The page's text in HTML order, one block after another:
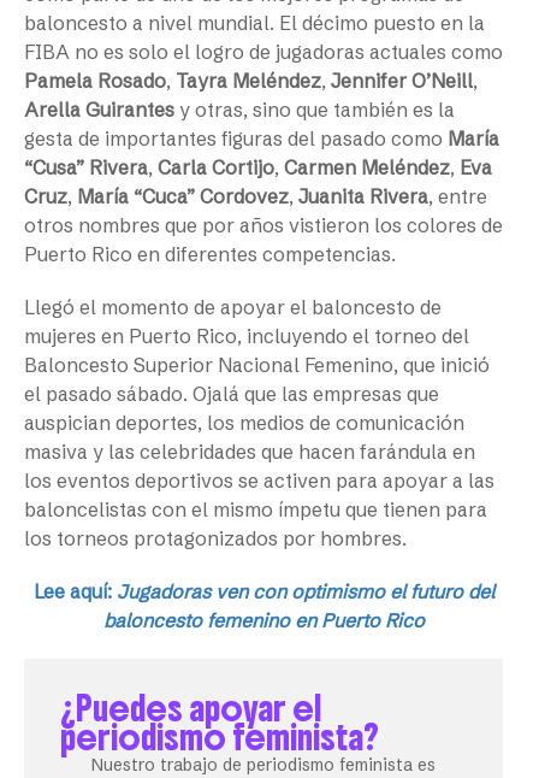
baloncesto a nivel mundial. El décimo puesto en la
FIBA no es solo el logro de jugadoras actuales como
Pamela Rosado, Tayra Meléndez, Jennifer O’Neill,
Arella Guirantes y otras, sino que también es la
gesta de importantes figuras del pasado como María
“Cusa” Rivera, Carla Cortijo, Carmen Meléndez, Eva
Cruz, María “Cuca” Cordovez, Juanita Rivera, entre
otros nombres que por años vistieron los colores de
Puerto Rico en diferentes competencias.
Llegó el momento de apoyar el baloncesto de
mujeres en Puerto Rico, incluyendo el torneo del
Baloncesto Superior Nacional Femenino, que inició
el pasado sábado. Ojalá que las empresas que
auspician deportes, los medios de comunicación
masiva y las celebridades que hacen farándula en
los eventos deportivos se activen para apoyar a las
baloncelistas con el mismo ímpetu que tienen para
los torneos protagonizados por hombres.
Lee aquí: Jugadoras ven con optimismo el futuro del
baloncesto femenino en Puerto Rico
¿Puedes apoyar el
periodismo feminista?
Nuestro trabajo de periodismo feminista es